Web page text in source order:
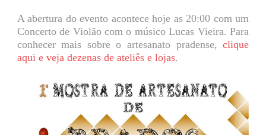
A abertura do evento acontece hoje as 20:00 com um
Concerto de Violão com o músico Lucas Vieira. Para
conhecer mais sobre o artesanato pradense,clique
aqui e veja dezenas de ateliês e lojas.